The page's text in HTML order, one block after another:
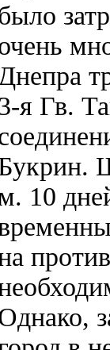
я Гв.
10